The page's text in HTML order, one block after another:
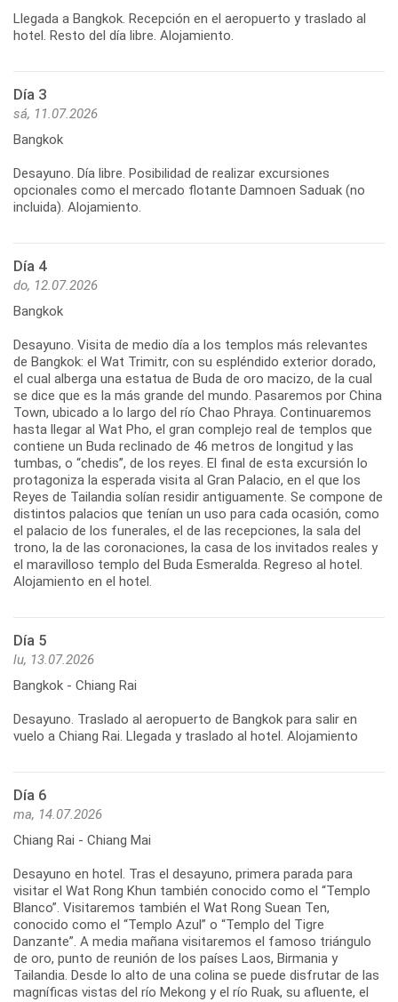
Llegada a Bangkok. Recepción en el aeropuerto y traslado al
hotel. Resto del día libre. Alojamiento.
Día 3
sá, 11.07.2026
Bangkok
Desayuno. Día libre. Posibilidad de realizar excursiones
opcionales como el mercado flotante Damnoen Saduak (no
incluida). Alojamiento.
Día 4
do, 12.07.2026
Bangkok
Desayuno. Visita de medio día a los templos más relevantes
de Bangkok: el Wat Trimitr, con su espléndido exterior dorado,
el cual alberga una estatua de Buda de oro macizo, de la cual
se dice que es la más grande del mundo. Pasaremos por China
Town, ubicado a lo largo del río Chao Phraya. Continuaremos
hasta llegar al Wat Pho, el gran complejo real de templos que
contiene un Buda reclinado de 46 metros de longitud y las
tumbas, o “chedis”, de los reyes. El final de esta excursión lo
protagoniza la esperada visita al Gran Palacio, en el que los
Reyes de Tailandia solían residir antiguamente. Se compone de
distintos palacios que tenían un uso para cada ocasión, como
el palacio de los funerales, el de las recepciones, la sala del
trono, la de las coronaciones, la casa de los invitados reales y
el maravilloso templo del Buda Esmeralda. Regreso al hotel.
Alojamiento en el hotel.
Día 5
lu, 13.07.2026
Bangkok - Chiang Rai
Desayuno. Traslado al aeropuerto de Bangkok para salir en
vuelo a Chiang Rai. Llegada y traslado al hotel. Alojamiento
Día 6
ma, 14.07.2026
Chiang Rai - Chiang Mai
Desayuno en hotel. Tras el desayuno, primera parada para
visitar el Wat Rong Khun también conocido como el “Templo
Blanco”. Visitaremos también el Wat Rong Suean Ten,
conocido como el “Templo Azul” o “Templo del Tigre
Danzante”. A media mañana visitaremos el famoso triángulo
de oro, punto de reunión de los países Laos, Birmania y
Tailandia. Desde lo alto de una colina se puede disfrutar de las
magníficas vistas del río Mekong y el río Ruak, su afluente, el